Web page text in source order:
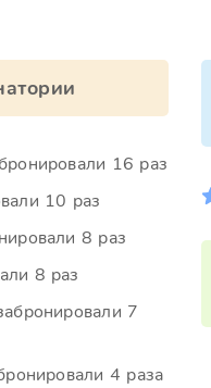
16 раз
10 раз
8 раз
8 раз
7
4 раза